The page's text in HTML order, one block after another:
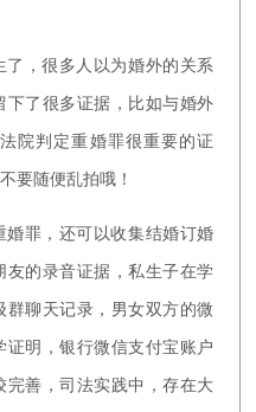
，很多人以为婚外的关系
下了很多证据，比如与婚外
院判定重婚罪很重要的证
要随便乱拍哦！
婚罪，还可以收集结婚订婚
友的录音证据，私生子在学
聊天记录，男女双方的微
明，银行微信支付宝账户
善，司法实践中，存在大